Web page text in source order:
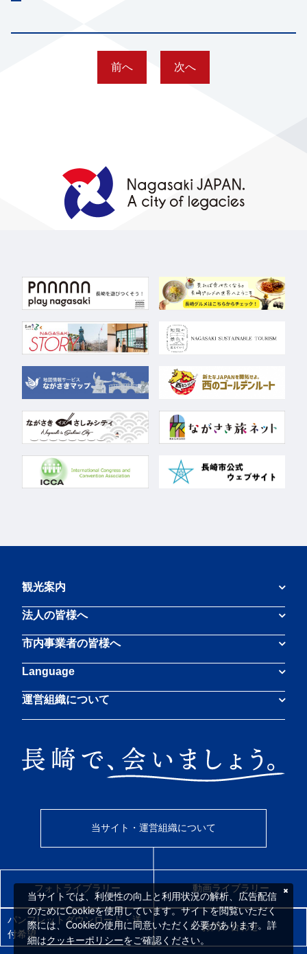
前へ 次へ
観光案内
法人の皆様へ
市内事業者の皆様へ
Language
運営組織について
当サイト・運営組織について
フォトライブラリー 動画ライブラリー
パンフレットダウンロード・送
付希望
お問い合わせ
当サイトでは、利便性の向上と利用状況の解析、広告配信
のためにCookieを使用しています。サイトを閲覧いただく
際には、Cookieの使用に同意いただく必要があります。詳
細はクッキーポリシーをご確認ください。